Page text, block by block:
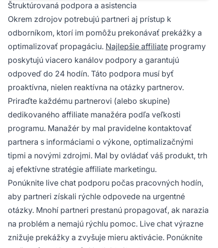
Štruktúrovaná podpora a asistencia
Okrem zdrojov potrebujú partneri aj prístup k
odborníkom, ktorí im pomôžu prekonávať prekážky a
optimalizovať propagáciu. Najlepšie affiliate programy
poskytujú viacero kanálov podpory a garantujú
odpoveď do 24 hodín. Táto podpora musí byť
proaktívna, nielen reaktívna na otázky partnerov.
Priraďte každému partnerovi (alebo skupine)
dedikovaného affiliate manažéra podľa veľkosti
programu. Manažér by mal pravidelne kontaktovať
partnera s informáciami o výkone, optimalizačnými
tipmi a novými zdrojmi. Mal by ovládať váš produkt, trh
aj efektívne stratégie affiliate marketingu.
Ponúknite live chat podporu počas pracovných hodín,
aby partneri získali rýchle odpovede na urgentné
otázky. Mnohí partneri prestanú propagovať, ak narazia
na problém a nemajú rýchlu pomoc. Live chat výrazne
znižuje prekážky a zvyšuje mieru aktivácie. Ponúknite